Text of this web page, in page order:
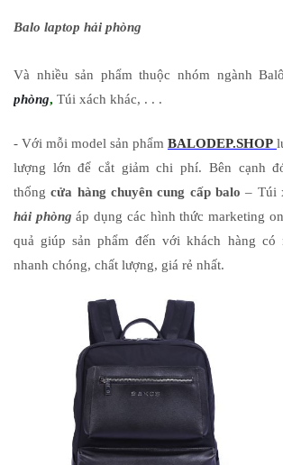
Balo laptop hải phòng
Và nhiều sản phẩm thuộc nhóm ngành
phòng, Túi xách khác, . . .
- Với mỗi model sản phẩm BALODEP.SHOP
lượng lớn để cắt giảm chi phí. Bên cạnh đó
thốngcửa hàng chuyên cung cấp balo – Túi
hải phòng áp dụng các hình thức marketing
quả giúp sản phẩm đến với khách hàng có
nhanh chóng, chất lượng, giá rẻ nhất.